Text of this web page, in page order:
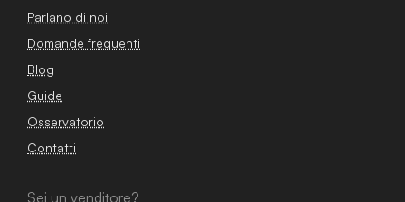
Parlano di noi
Domande frequenti
Blog
Guide
Osservatorio
Contatti
Sei un venditore?